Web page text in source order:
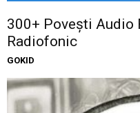
300+ Povești Audio
Radiofonic
GOKID